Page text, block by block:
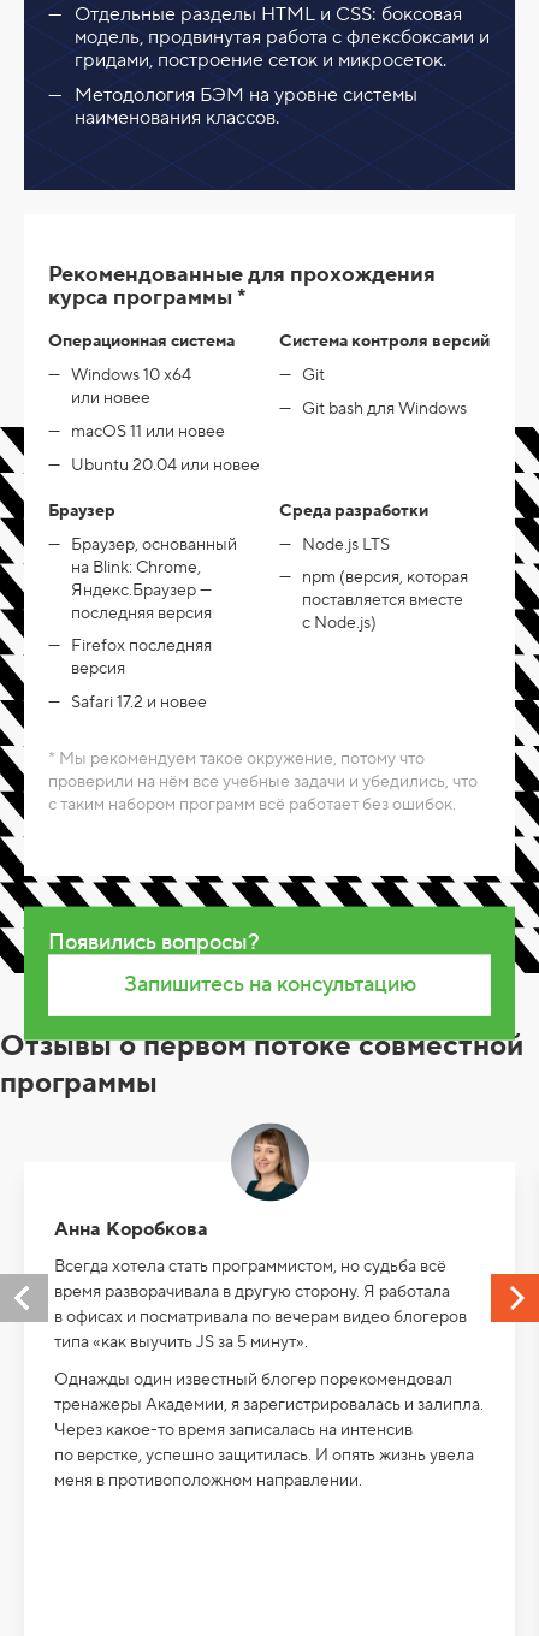
Отдельные разделы HTML и CSS: боксовая
модель, продвинутая работа с флексбоксами и
гридами, построение сеток и микросеток.
Методология БЭМ на уровне системы
наименования классов.
Рекомендованные для прохождения
курса программы *
Операционная система
Windows 10 x64
или новее
macOS 11 или новее
Ubuntu 20.04 или новее
Браузер
Браузер, основанный
на Blink: Chrome,
Яндекс.Браузер —
последняя версия
Firefox последняя
версия
Safari 17.2 и новее
Система контроля версий
Git
Git bash для Windows
Среда разработки
Node.js LTS
npm (версия, которая
поставляется вместе
с Node.js)
* Мы рекомендуем такое окружение, потому что
проверили на нём все учебные задачи и убедились, что
с таким набором программ всё работает без ошибок.
Появились вопросы?
Запишитесь на консультацию
Отзывы о первом потоке совместной
программы
Анна Коробкова
Всегда хотела стать программистом, но судьба всё
время разворачивала в другую сторону. Я работала
в офисах и посматривала по вечерам видео блогеров
типа «как выучить JS за 5 минут».
Однажды один известный блогер порекомендовал
тренажеры Академии, я зарегистрировалась и залипла.
Через какое-то время записалась на интенсив
по верстке, успешно защитилась. И опять жизнь увела
меня в противоположном направлении.